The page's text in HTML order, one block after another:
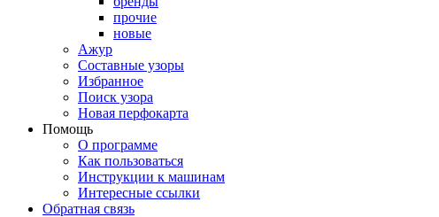
прочие
новые
Ажур
Составные узоры
Избранное
Поиск узора
Новая перфокарта
Помощь
О программе
Как пользоваться
Инструкции к машинам
Интересные ссылки
Обратная связь